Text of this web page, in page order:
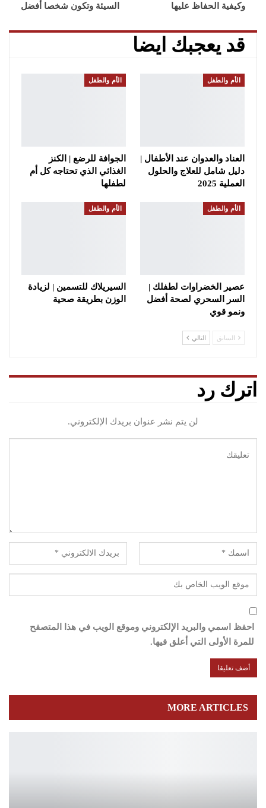
وكيفية الحفاظ عليها
السيئة وتكون شخصا أفضل
قد يعجبك ايضا
الأم والطفل
العناد والعدوان عند الأطفال |
دليل شامل للعلاج والحلول
العملية 2025
الأم والطفل
الجوافة للرضع | الكنز
الغذائي الذي تحتاجه كل أم
لطفلها
الأم والطفل
عصير الخضراوات لطفلك |
السر السحري لصحة أفضل
ونمو قوي
الأم والطفل
السيريلاك للتسمين | لزيادة
الوزن بطريقة صحية
السابق التالي
اترك رد
لن يتم نشر عنوان بريدك الإلكتروني.
احفظ اسمي والبريد الإلكتروني وموقع الويب في هذا المتصفح
للمرة الأولى التي أعلق فيها.
MORE ARTICLES